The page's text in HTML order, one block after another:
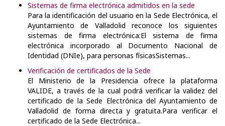
Sistemas de firma electrónica admitidos en la sede
Para la identificación del usuario en la Sede Electrónica, el
Ayuntamiento de Valladolid reconoce los siguientes
sistemas de firma electrónica:El sistema de firma
electrónica incorporado al Documento Nacional de
Identidad (DNIe), para personas físicasSistemas...
Verificación de certificados de la Sede
El Ministerio de la Presidencia ofrece la plataforma
VALIDE, a través de la cual podrá verificar la validez del
certificado de la Sede Electrónica del Ayuntamiento de
Valladolid de forma directa y gratuita.Para verificar el
certificado de la Sede Electrónica...